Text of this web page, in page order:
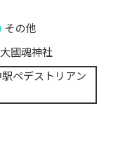
その他
大國魂神社
ペデストリアン